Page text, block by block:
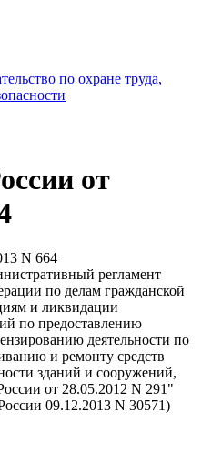
по охране труда,
от
N 664
регламент
по делам гражданской
и ликвидации
по предоставлению
деятельности по
и ремонту средств
зданий и сооружений,
от 28.05.2012 N 291"
09.12.2013 N 30571)